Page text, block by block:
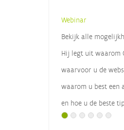
Webinar
Bekijk alle
Hij legt uit waarom
waarvoor u de
waarom u best
en hoe u de beste